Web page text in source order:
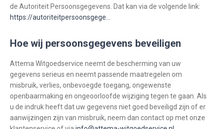
de Autoriteit Persoonsgegevens. Dat kan via de volgende link:
https://autoriteitpersoonsgege...
Hoe wij persoonsgegevens beveiligen
Attema Witgoedservice neemt de bescherming van uw
gegevens serieus en neemt passende maatregelen om
misbruik, verlies, onbevoegde toegang, ongewenste
openbaarmaking en ongeoorloofde wijziging tegen te gaan. Als
u de indruk heeft dat uw gegevens niet goed beveiligd zijn of er
aanwijzingen zijn van misbruik, neem dan contact op met onze